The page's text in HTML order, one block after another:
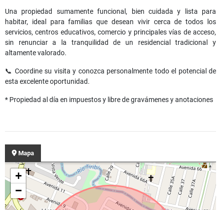
Una propiedad sumamente funcional, bien cuidada y lista para
habitar, ideal para familias que desean vivir cerca de todos los
servicios, centros educativos, comercio y principales vías de acceso,
sin renunciar a la tranquilidad de un residencial tradicional y
altamente valorado.
📞 Coordine su visita y conozca personalmente todo el potencial de
esta excelente oportunidad.
* Propiedad al día en impuestos y libre de gravámenes y anotaciones
Mapa
+
−